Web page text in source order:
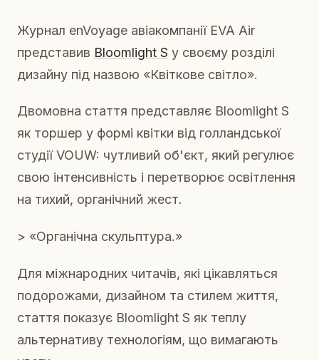
Журнал enVoyage авіакомпанії EVA Air
представив Bloomlight S у своєму розділі
дизайну під назвою «Квіткове світло».
Двомовна стаття представляє Bloomlight S
як торшер у формі квітки від голландської
студії VOUW: чутливий об'єкт, який регулює
свою інтенсивність і перетворює освітлення
на тихий, органічний жест.
> «Органічна скульптура.»
Для міжнародних читачів, які цікавляться
подорожами, дизайном та стилем життя,
стаття показує Bloomlight S як теплу
альтернативу технологіям, що вимагають